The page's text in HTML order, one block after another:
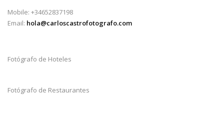
Mobile: +34652837198
Email: hola@carloscastrofotografo.com
Fotógrafo de Hoteles
Fotógrafo de Restaurantes